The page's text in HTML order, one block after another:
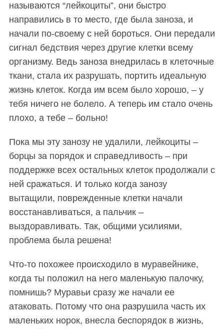
называются “лейкоциты”, они быстро
направились в то место, где была заноза, и
начали по-своему с ней бороться. Они передали
сигнал бедствия через другие клетки всему
организму. Ведь заноза внедрилась в клеточные
ткани, стала их разрушать, портить идеальную
жизнь клеток. Когда им всем было хорошо, – у
тебя ничего не болело. А теперь им стало очень
плохо, а тебе – больно!
Пока мы эту занозу не удалили, лейкоциты –
борцы за порядок и справедливость – при
поддержке всех остальных клеток продолжали с
ней сражаться. И только когда занозу
вытащили, поврежденные клетки начали
восстанавливаться, а пальчик –
выздоравливать. Так, общими усилиями,
проблема была решена!
Что-то похожее происходило в муравейнике,
когда ты положил на него маленькую палочку,
помнишь? Муравьи сразу же начали ее
атаковать. Потому что она разрушила часть их
маленьких норок, внесла беспорядок в жизнь,